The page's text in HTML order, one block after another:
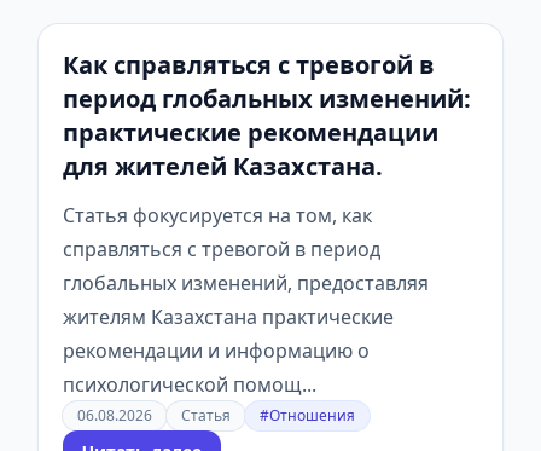
Как справляться с тревогой в
период глобальных изменений:
практические рекомендации
для жителей Казахстана.
Статья фокусируется на том, как
справляться с тревогой в период
глобальных изменений, предоставляя
жителям Казахстана практические
рекомендации и информацию о
психологической помощ...
06.08.2026 Статья #Отношения